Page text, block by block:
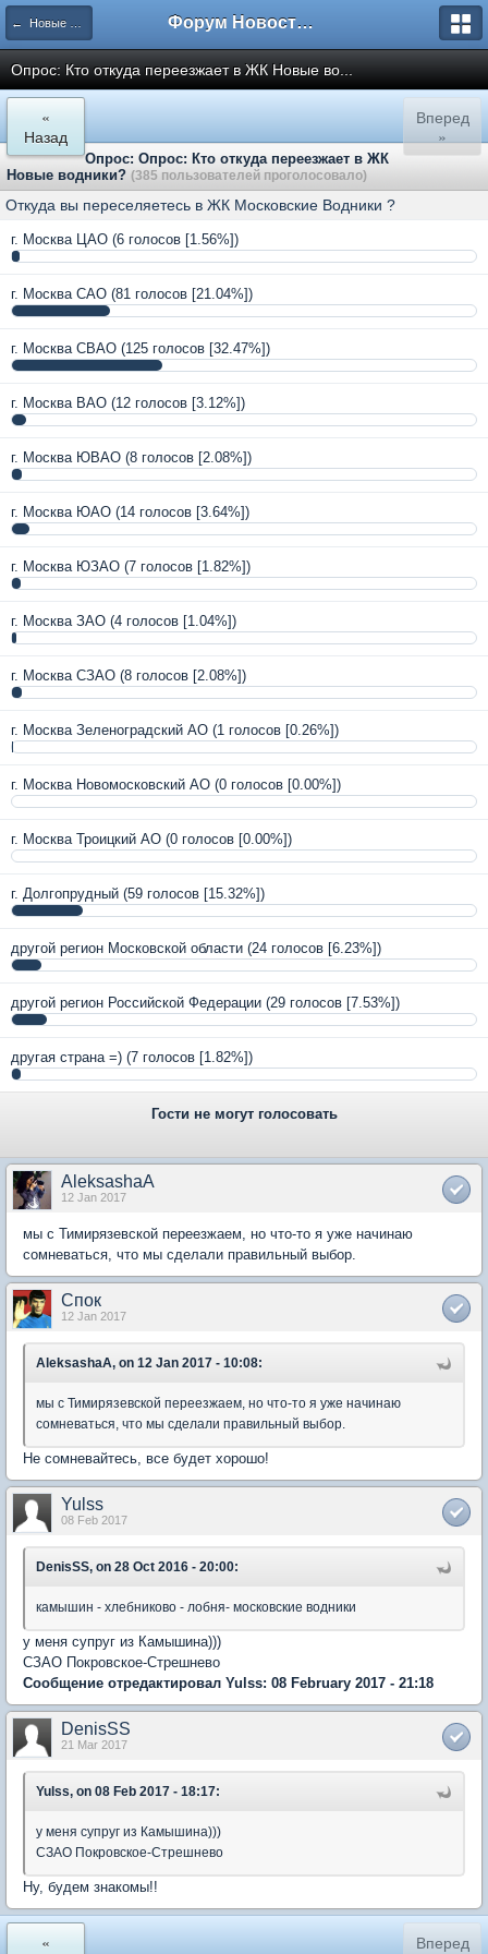
← Новые Водники Форум Новостройки
Опрос: Кто откуда переезжает в ЖК Новые во...
«
Назад
Вперед
»
Опрос: Опрос: Кто откуда переезжает в ЖК
Новые водники? (385 пользователей проголосовало)
Откуда вы переселяетесь в ЖК Московские Водники ?
г. Москва ЦАО (6 голосов [1.56%])
г. Москва САО (81 голосов [21.04%])
г. Москва СВАО (125 голосов [32.47%])
г. Москва ВАО (12 голосов [3.12%])
г. Москва ЮВАО (8 голосов [2.08%])
г. Москва ЮАО (14 голосов [3.64%])
г. Москва ЮЗАО (7 голосов [1.82%])
г. Москва ЗАО (4 голосов [1.04%])
г. Москва СЗАО (8 голосов [2.08%])
г. Москва Зеленоградский АО (1 голосов [0.26%])
г. Москва Новомосковский АО (0 голосов [0.00%])
г. Москва Троицкий АО (0 голосов [0.00%])
г. Долгопрудный (59 голосов [15.32%])
другой регион Московской области (24 голосов [6.23%])
другой регион Российской Федерации (29 голосов [7.53%])
другая страна =) (7 голосов [1.82%])
Гости не могут голосовать
AleksashaA
12 Jan 2017
мы с Тимирязевской переезжаем, но что-то я уже начинаю
сомневаться, что мы сделали правильный выбор.
Спок
12 Jan 2017
AleksashaA, on 12 Jan 2017 - 10:08:
мы с Тимирязевской переезжаем, но что-то я уже начинаю
сомневаться, что мы сделали правильный выбор.
Не сомневайтесь, все будет хорошо!
Yulss
08 Feb 2017
DenisSS, on 28 Oct 2016 - 20:00:
камышин - хлебниково - лобня- московские водники
у меня супруг из Камышина)))
СЗАО Покровское-Стрешнево
Сообщение отредактировал Yulss: 08 February 2017 - 21:18
DenisSS
21 Mar 2017
Yulss, on 08 Feb 2017 - 18:17:
у меня супруг из Камышина)))
СЗАО Покровское-Стрешнево
Ну, будем знакомы!!
«
Вперед